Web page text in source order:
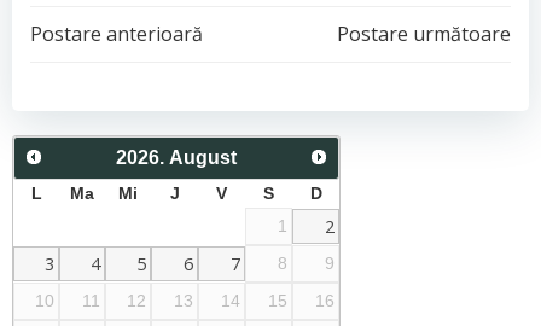
Post
navigation
Postare anterioară
Post
navigation
Postare următoare
2026. August
L Ma Mi J V S
D
1
2
3
4 5 6 7 8
9
10
11 12 13 14 15
16